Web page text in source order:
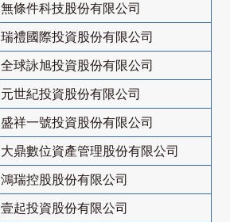
無條件科技股份有限公司
瑞禮國際投資股份有限公司
全球詠旭投資股份有限公司
元世紀投資股份有限公司
盛祥一號投資股份有限公司
大鼎數位資產管理股份有限公司
鴻瑞控股股份有限公司
壹起投資股份有限公司